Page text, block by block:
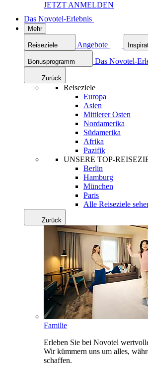
JETZT ANMELDEN
Das Novotel-Erlebnis
Mehr
Reiseziele Angebote
Bonusprogramm Das Novotel-
Zurück
Reiseziele
Europa
Asien
Mittlerer Osten
Nordamerika
Südamerika
Afrika
Pazifik
UNSERE TOP-
Berlin
Hamburg
München
Paris
Alle Reiseziele
Zurück
Familie
Erleben Sie bei Novotel
Wir kümmern uns um alles,
schaffen.